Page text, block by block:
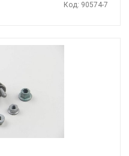
Код: 90574-7